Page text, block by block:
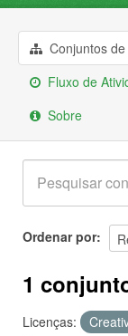
SobreConjuntos
Fluxo de
Sobre
Ordenar por
1
Licenças: